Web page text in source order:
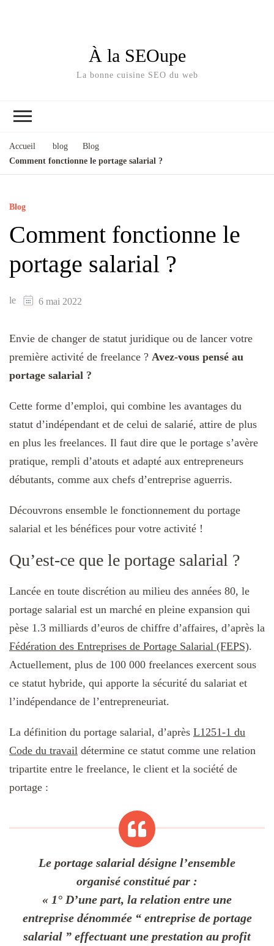
À la SEOupe
La bonne cuisine SEO du web
Accueil blog
Blog
Comment fonctionne le portage salarial ?
Blog
Comment fonctionne le
portage salarial ?
le 6 mai 2022
Envie de changer de statut juridique ou de lancer votre
première activité de freelance ? Avez-vous pensé au
portage salarial ?
Cette forme d’emploi, qui combine les avantages du
statut d’indépendant et de celui de salarié, attire de plus
en plus les freelances. Il faut dire que le portage s’avère
pratique, rempli d’atouts et adapté aux entrepreneurs
débutants, comme aux chefs d’entreprise aguerris.
Découvrons ensemble le fonctionnement du portage
salarial et les bénéfices pour votre activité !
Qu’est-ce que le portage salarial ?
Lancée en toute discrétion au milieu des années 80, le
portage salarial est un marché en pleine expansion qui
pèse 1.3 milliards d’euros de chiffre d’affaires, d’après la
Fédération des Entreprises de Portage Salarial (FEPS).
Actuellement, plus de 100 000 freelances exercent sous
ce statut hybride, qui apporte la sécurité du salariat et
l’indépendance de l’entrepreneuriat.
La définition du portage salarial, d’après L1251-1 du
Code du travail détermine ce statut comme une relation
tripartite entre le freelance, le client et la société de
portage :
Le portage salarial désigne l’ensemble
organisé constitué par :
« 1° D’une part, la relation entre une
entreprise dénommée “ entreprise de portage
salarial ” effectuant une prestation au profit